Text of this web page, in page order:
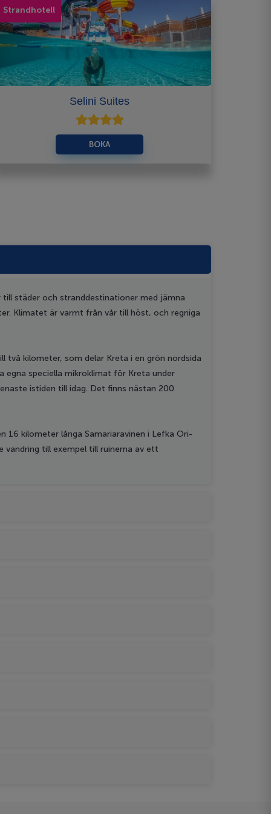
Strandhotell
Selini Suites
BOKA
städer och stranddestinationer med jämna
Klimatet är varmt från vår till höst, och regniga
två kilometer, som delar Kreta i en grön nordsida
egna speciella mikroklimat för Kreta under
istiden till idag. Det finns nästan 200
16 kilometer långa Samariaravinen i Lefka Ori-
vandring till exempel till ruinerna av ett